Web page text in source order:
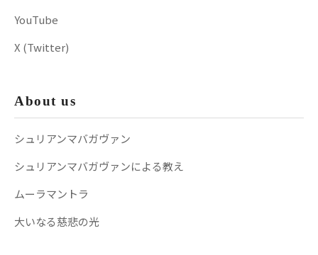
YouTube
X (Twitter)
About us
シュリアンマバガヴァン
シュリアンマバガヴァンによる教え
ムーラマントラ
大いなる慈悲の光